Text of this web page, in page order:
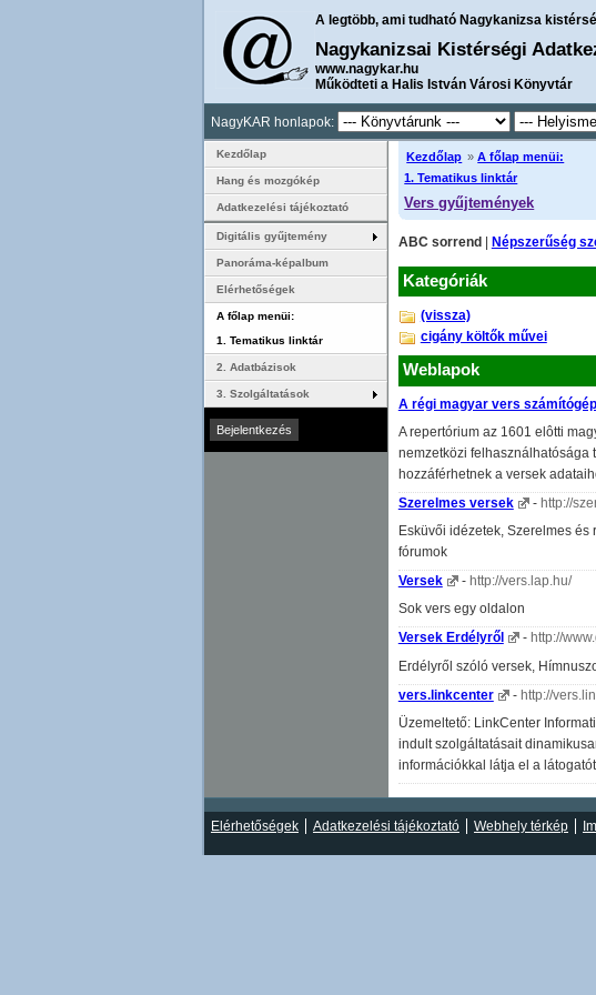
A legtöbb, ami tudható Nagykanizsa
Nagykanizsai Kistérségi
www.nagykar.hu
Működteti a Halis István Városi Könyvtár
NagyKAR honlapok:
Kezdőlap »A főlap menüi:
1. Tematikus linktár
Vers gyűjtemények
ABC sorrend| Népszerűség
Kategóriák
(vissza)
cigány költők művei
Weblapok
A régi magyar vers
A repertórium az 1601 elôtti
nemzetközi felhasználhatósága
hozzáférhetnek a versek
Szerelmes versek
- http://
Esküvői idézetek, Szerelmes
fórumok
Versek
- http://vers.lap.hu/
Sok vers egy oldalon
Versek Erdélyről
- http://
Erdélyről szóló versek,
vers.linkcenter
- http://
Üzemeltető: LinkCenter
indult szolgáltatásait
információkkal látja el a
Kezdőlap
Hang és mozgókép
Adatkezelési tájékoztató
Digitális gyűjtemény
Panoráma-képalbum
Elérhetőségek
A főlap menüi:
1. Tematikus linktár
2. Adatbázisok
3. Szolgáltatások
Elérhetőségek Adatkezelési tájékoztató Webhely térkép